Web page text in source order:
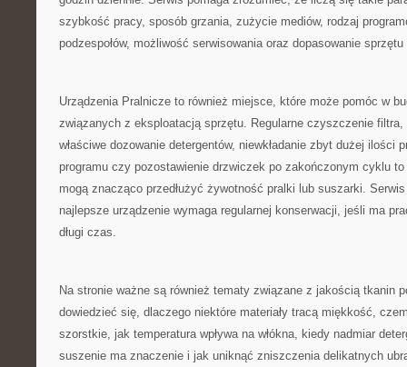
szybkość pracy, sposób grzania, zużycie mediów, rodzaj
podzespołów, możliwość serwisowania oraz dopasowanie
Urządzenia Pralnicze to również miejsce, które może pomóc w
związanych z eksploatacją sprzętu. Regularne czyszczenie
właściwe dozowanie detergentów, niewkładanie zbyt dużej ilości
programu czy pozostawienie drzwiczek po zakończonym cyklu to
mogą znacząco przedłużyć żywotność pralki lub suszarki.
najlepsze urządzenie wymaga regularnej konserwacji, jeśli ma
długi czas.
Na stronie ważne są również tematy związane z jakością tkanin
dowiedzieć się, dlaczego niektóre materiały tracą miękkość,
szorstkie, jak temperatura wpływa na włókna, kiedy nadmiar
suszenie ma znaczenie i jak uniknąć zniszczenia delikatnych